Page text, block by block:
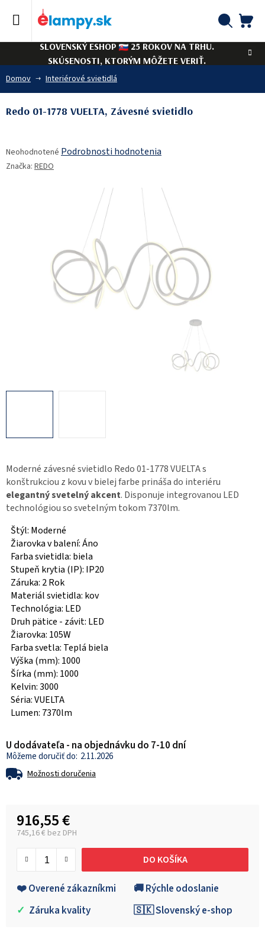
SLOVENSKÝ ESHOP
25 ROKOV NA TRHU.
SKÚSENOSTI, KTORÝM MÔŽETE VERIŤ.
Domov Interiérové svietidlá
Moderné závesné svietidlo Redo 01-1778 VUELTA s
konštrukciou z kovu v bielej farbe prináša do interiéru
elegantný svetelný akcent. Disponuje integrovanou LED
technológiou so svetelným tokom 7370lm.
Štýl: Moderné
Žiarovka v balení: Áno
Farba svietidla: biela
Stupeň krytia (IP): IP20
Záruka: 2 Rok
Materiál svietidla: kov
Technológia: LED
Druh pätice - závit: LED
Žiarovka: 105W
Farba svetla: Teplá biela
Výška (mm): 1000
Šírka (mm): 1000
Kelvin: 3000
Séria: VUELTA
Lumen: 7370lm
U dodávateľa - na objednávku do 7-10 dní
2.11.2026
Možnosti doručenia
916,55 €
745,16 € bez DPH
DO KOŠÍKA
❤️ Overené zákazníkmi
🚚 Rýchle odoslanie
✓ Záruka kvality 🇸🇰 Slovenský e-shop
Redo 01-1778 VUELTA, Závesné svietidlo
hodnotenie
produktu
Neohodnotené Podrobnosti hodnotenia
Značka: REDO